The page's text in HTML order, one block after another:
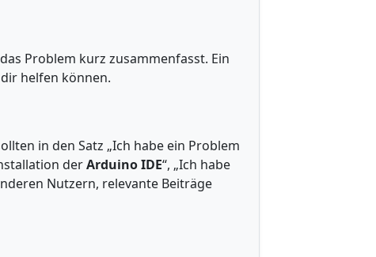
Problem kurz zusammenfasst. Ein
helfen können.
in den Satz „Ich habe ein Problem
derArduino IDE“, „Ich habe
Nutzern, relevante Beiträge